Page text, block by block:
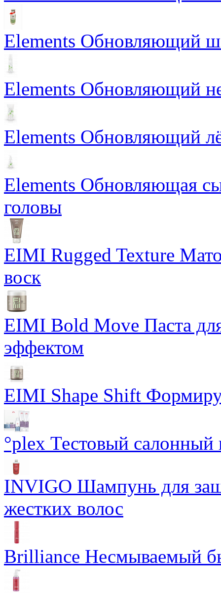
Elements Обновляющий
Elements Обновляющий
Elements Обновляющий
Elements Обновляющая
головы
EIMI Rugged Texture
воск
EIMI Bold Move Паста
эффектом
EIMI Shape Shift
°plex Тестовый салонный
INVIGO Шампунь для
жестких волос
Brilliance Несмываемый